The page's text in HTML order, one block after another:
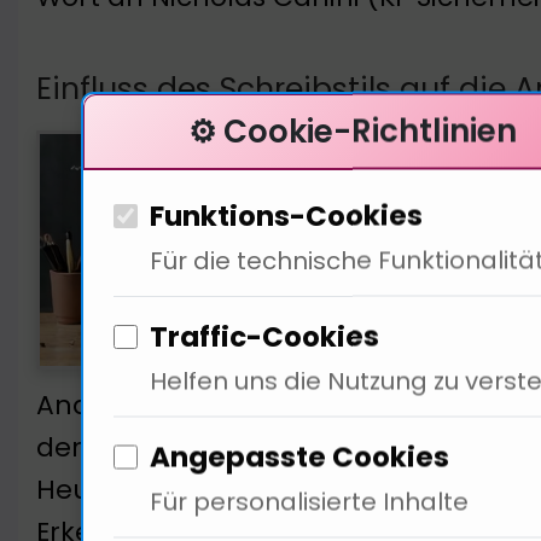
Einfluss des Schreibstils auf die
Der
Analyse von Texten nicht neu, aber
der Vergangenheit waren es
Heute nutzen wir KI. Die Präzision
Erkenntnisse nutzen, um
⚙️ Cookie-Richtlinien
Funktions-Cookies
Für die technische
Traffic-Cookies
Helfen uns die Nutzung zu
Angepasste Cookies
Für personalisierte Inhalte